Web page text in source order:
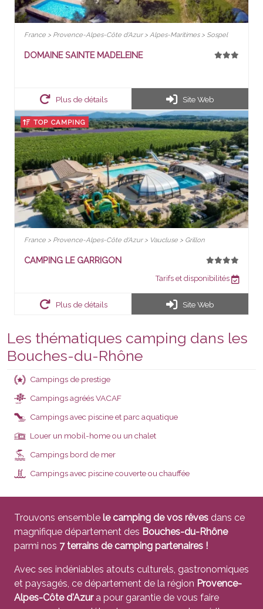
France > Provence-Alpes-Côte d'Azur > Alpes-Maritimes > Sospel
DOMAINE SAINTE MADELEINE
Plus de détails Site Web
TOP CAMPING
France > Provence-Alpes-Côte d'Azur > Vaucluse > Grillon
CAMPING LE GARRIGON
Tarifs et disponibilités
Plus de détails Site Web
Les thématiques camping dans les
Bouches-du-Rhône
Campings de prestige
VACAF
Campings agréés VACAF
Campings avec piscine et parc aquatique
Louer un mobil-home ou un chalet
Campings bord de mer
Campings avec piscine couverte ou chauffée
Trouvons ensemble le camping de vos rêves dans ce
magnifique département des Bouches-du-Rhône
parmi nos 7 terrains de camping partenaires !
Avec ses indéniables atouts culturels, gastronomiques
et paysagés, ce département de la région Provence-
Alpes-Côte d'Azura pour garantie de vous faire